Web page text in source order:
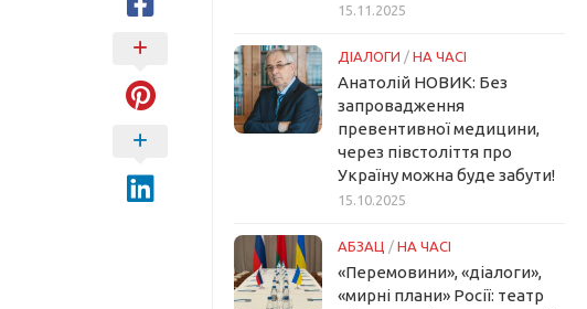
15.11.2025
ДІАЛОГИ / НА ЧАСІ
Анатолій НОВИК: Без
запровадження
превентивної медицини,
через півстоліття про
Україну можна буде забути!
15.10.2025
АБЗАЦ / НА ЧАСІ
«Перемовини», «діалоги»,
«мирні плани» Росії: театр